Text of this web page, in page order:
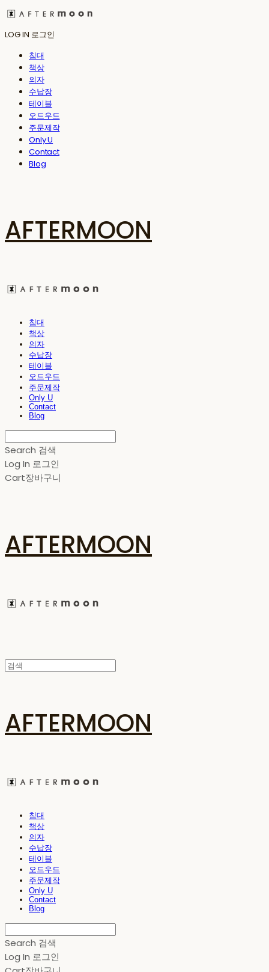
LOG IN 로그인
침대
책상
의자
수납장
테이블
오드우드
주문제작
Only U
Contact
Blog
AFTERMOON
침대
책상
의자
수납장
테이블
오드우드
주문제작
Only U
Contact
Blog
Search 검색
Log In 로그인
Cart장바구니
AFTERMOON
AFTERMOON
침대
책상
의자
수납장
테이블
오드우드
주문제작
Only U
Contact
Blog
Search 검색
Log In 로그인